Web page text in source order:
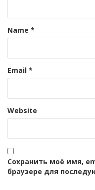
Name *
Email *
Website
Сохранить моё имя,
браузере для